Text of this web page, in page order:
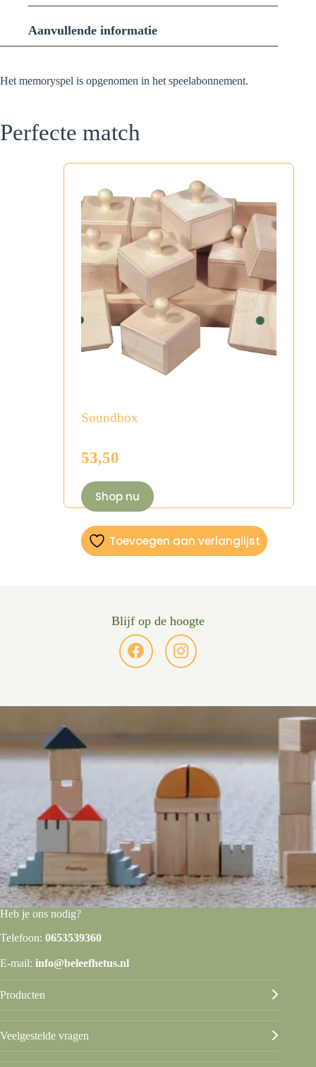
Aanvullende informatie
Het memoryspel is opgenomen in het speelabonnement.
Perfecte match
Soundbox
53,50
Shop nu
Toevoegen aan verlanglijst
Blijf op de hoogte
Heb je ons nodig?
Telefoon: 0653539360
E-mail: info@beleefhetus.nl
Producten
Veelgestelde vragen